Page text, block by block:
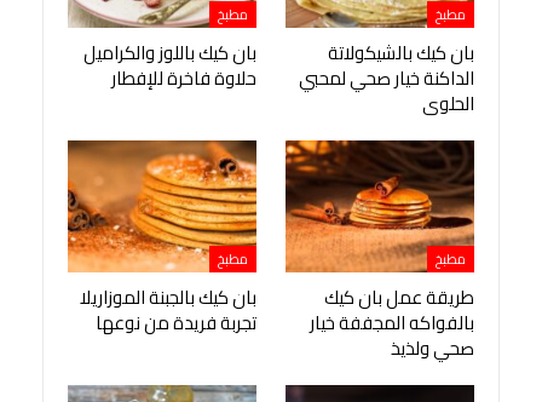
مطبخ
بان كيك بالشيكولاتة
الداكنة خيار صحي لمحبي
الحلوى
مطبخ
بان كيك باللوز والكراميل
حلاوة فاخرة للإفطار
مطبخ
طريقة عمل بان كيك
بالفواكه المجففة خيار
صحي ولذيذ
مطبخ
بان كيك بالجبنة الموزاريلا
تجربة فريدة من نوعها